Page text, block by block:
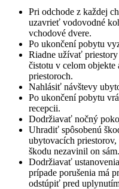
Pri odchode z každej
uzavrieť vodovodné
vchodové dvere.
Po ukončení pobytu
Riadne užívať
čistotu v celom objekte
priestoroch.
Nahlásiť návštevy
Po ukončení pobytu
recepcii.
Dodržiavať nočný
Uhradiť spôsobenú
ubytovacích
škodu nezavinil on sám.
Dodržiavať
prípade porušenia má
odstúpiť pred